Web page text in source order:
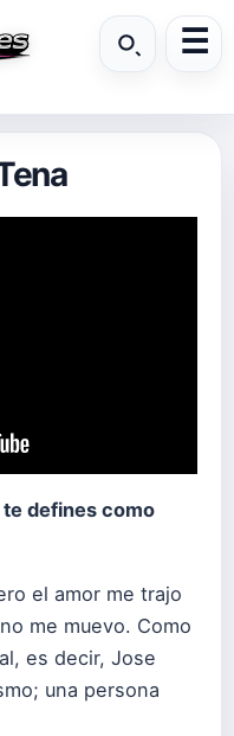
te defines como
el amor me trajo
me muevo. Como
es decir, Jose
una persona